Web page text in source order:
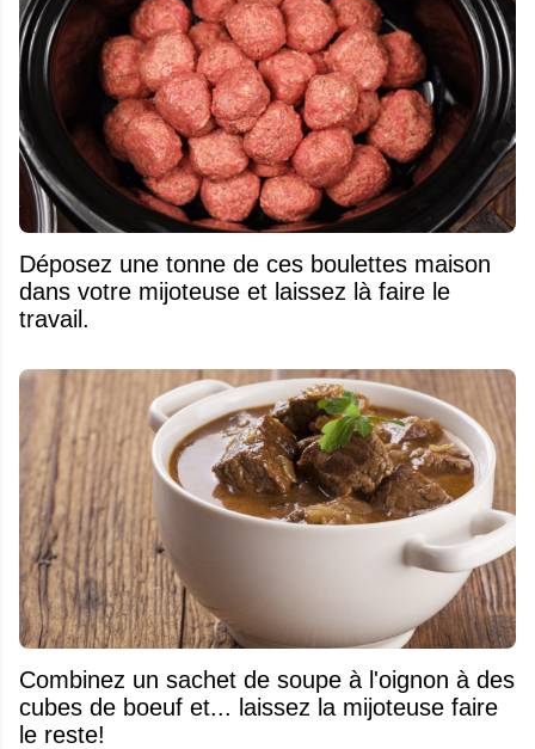
Déposez une tonne de ces boulettes maison
dans votre mijoteuse et laissez là faire le
travail.
Combinez un sachet de soupe à l'oignon à des
cubes de boeuf et... laissez la mijoteuse faire
le reste!